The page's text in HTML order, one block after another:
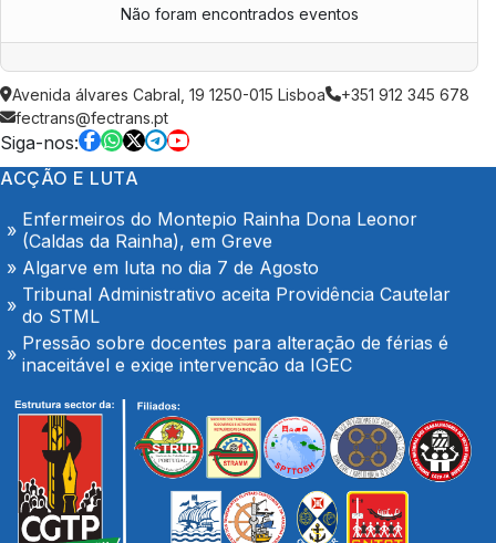
Não foram encontrados eventos
Avenida álvares Cabral, 19 1250-015 Lisboa
+351 912 345 678
fectrans@fectrans.pt
Siga-nos:
ACÇÃO E LUTA
AGOSTO é também de denúncia pública e de
exigência: mais profissionais de saúde, mais
condições de trabalho e mais SNS
Trabalhadores da Super Bock conquistam aumento
salarial
Enfermeiros do Montepio Rainha Dona Leonor
(Caldas da Rainha), em Greve
Algarve em luta no dia 7 de Agosto
Tribunal Administrativo aceita Providência Cautelar
do STML
Pressão sobre docentes para alteração de férias é
inaceitável e exige intervenção da IGEC
Secretário-geral da CGTP-IN com os trabalhadores
da Casco Pet
Portaria de extensão do Contrato Colectivo de
Trabalho Vertical no sector de mercadorias
FENPROF considera inaceitável o modelo de
pagamento imposto aos professores classificadores